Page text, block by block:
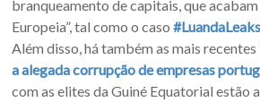
branqueamento de capitais, que
Europeia”, tal como o caso#LuandaLeaks
Além disso, há também as mais recentes
a alegada corrupção de empresas
com as elites da Guiné Equatorial estão